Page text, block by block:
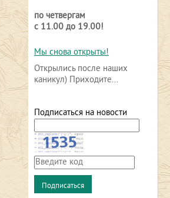
по четвергам
с 11.00 до 19.00!
Мы снова открыты!
Открылись после наших
каникул) Приходите...
Подписаться на новости